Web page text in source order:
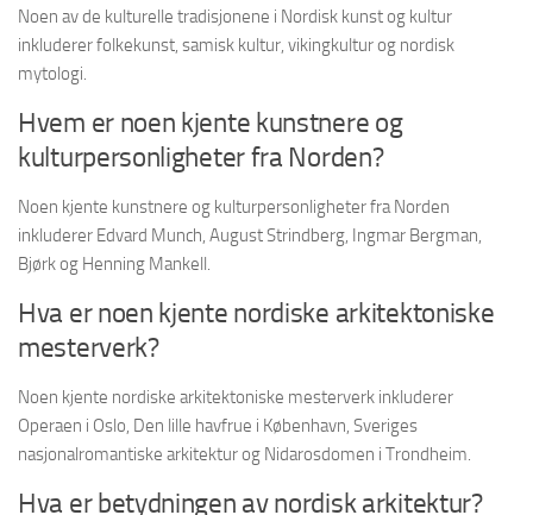
Noen av de kulturelle tradisjonene i Nordisk kunst og kultur
inkluderer folkekunst, samisk kultur, vikingkultur og nordisk
mytologi.
Hvem er noen kjente kunstnere og
kulturpersonligheter fra Norden?
Noen kjente kunstnere og kulturpersonligheter fra Norden
inkluderer Edvard Munch, August Strindberg, Ingmar Bergman,
Bjørk og Henning Mankell.
Hva er noen kjente nordiske arkitektoniske
mesterverk?
Noen kjente nordiske arkitektoniske mesterverk inkluderer
Operaen i Oslo, Den lille havfrue i København, Sveriges
nasjonalromantiske arkitektur og Nidarosdomen i Trondheim.
Hva er betydningen av nordisk arkitektur?